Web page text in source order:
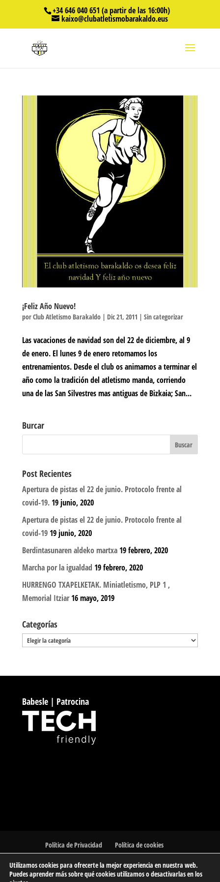
+34 646 040 651 (a partir de las 16:00h)
kaixo@clubatletismobarakaldo.eus
¡Feliz Año Nuevo!
porClub Atletismo Barakaldo| Dic 21, 2011 | Sin categorizar
Las vacaciones de navidad son del 22 de diciembre, al 9
de enero. El lunes 9 de enero retomamos los
entrenamientos. Desde el club os animamos a terminar el
año como la tradición del atletismo manda, corriendo
una de las San Silvestres mas antiguas de Bizkaia; San...
Burcar
Post Recientes
Apertura de pistas el 22 de junio. Protocolo frente al
covid-19. 19 junio, 2020
Apertura de pistas el 22 de junio. Protocolo frente al
covid-19 19 junio, 2020
Berdintasunaren aldeko martxa 19 febrero, 2020
Marcha por la igualdad 19 febrero, 2020
HURRENGO TXAPELKETAK. Miniatletismo, PLP 1 ,
Memorial Itziar 16 mayo, 2019
Categorías
Categorías
Babesle | Patrocina
Política de Privacidad Política de cookies
Utilizamos cookies para ofrecerte la mejor experiencia en nuestra web.
Puedes aprender más sobre qué cookies utilizamos o desactivarlas en los